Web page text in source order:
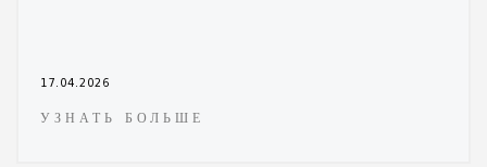
17.04.2026
УЗНАТЬ БОЛЬШЕ